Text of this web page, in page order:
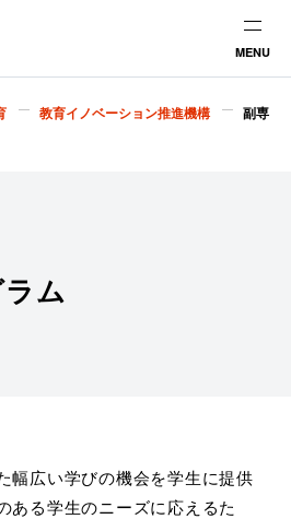
MENU
教育イノベーション推進機構
副専
ム
幅広い学びの機会を学生に提供
ある学生のニーズに応えるた